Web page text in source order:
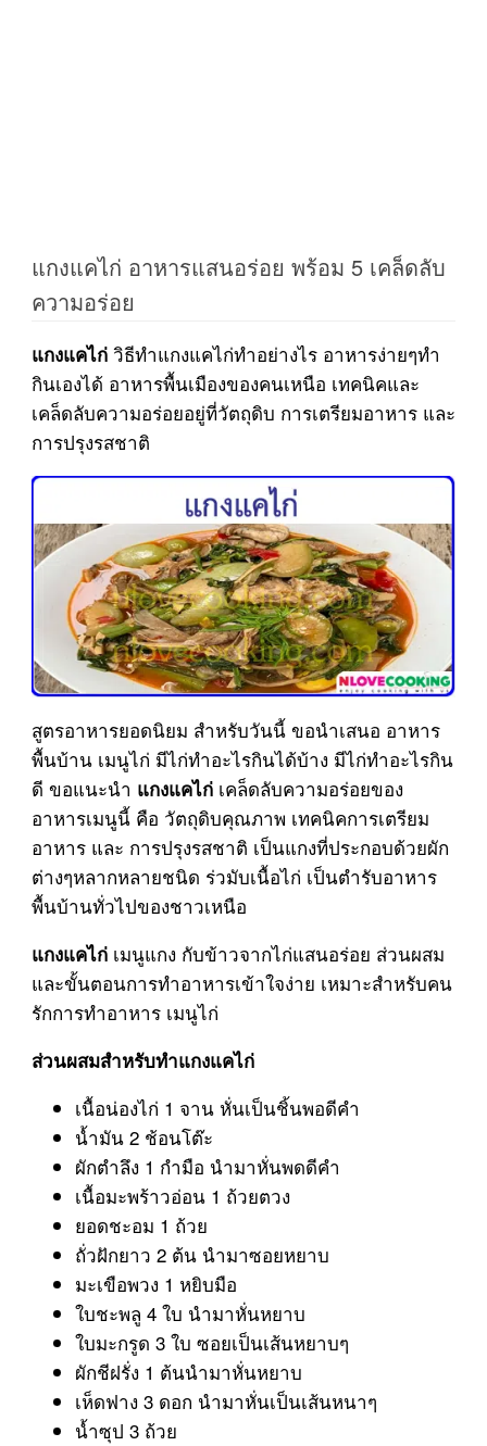
แกงแคไก่ อาหารแสนอร่อย พร้อม 5 เคล็ดลับ
ความอร่อย
แกงแคไก่วิธีทำแกงแคไก่ทำอย่างไร อาหารง่ายๆทำ
กินเองได้ อาหารพื้นเมืองของคนเหนือ เทคนิคและ
เคล็ดลับความอร่อยอยู่ที่วัตถุดิบ การเตรียมอาหาร และ
การปรุงรสชาติ
สูตรอาหารยอดนิยม สำหรับวันนี้ ขอนำเสนอ อาหาร
พื้นบ้าน เมนูไก่ มีไก่ทำอะไรกินได้บ้าง มีไก่ทำอะไรกิน
ดี ขอแนะนำ แกงแคไก่เคล็ดลับความอร่อยของ
อาหารเมนูนี้ คือ วัตถุดิบคุณภาพ เทคนิคการเตรียม
อาหาร และ การปรุงรสชาติ เป็นแกงที่ประกอบด้วยผัก
ต่างๆหลากหลายชนิด ร่วมับเนื้อไก่ เป็นตำรับอาหาร
พื้นบ้านทั่วไปของชาวเหนือ
แกงแคไก่เมนูแกง กับข้าวจากไก่แสนอร่อย ส่วนผสม
และขั้นตอนการทำอาหารเข้าใจง่าย เหมาะสำหรับคน
รักการทำอาหาร เมนูไก่
ส่วนผสมสำหรับทำแกงแคไก่
เนื้อน่องไก่ 1 จาน หั่นเป็นชิ้นพอดีคำ
น้ำมัน 2 ช้อนโต๊ะ
ผักตำลึง 1 กำมือ นำมาหั่นพดดีคำ
เนื้อมะพร้าวอ่อน 1 ถ้วยตวง
ยอดชะอม 1 ถ้วย
ถั่วฝักยาว 2 ต้น นำมาซอยหยาบ
มะเขือพวง 1 หยิบมือ
ใบชะพลู 4 ใบ นำมาหั่นหยาบ
ใบมะกรูด 3 ใบ ซอยเป็นเส้นหยาบๆ
ผักชีฝรั่ง 1 ต้นนำมาหั่นหยาบ
เห็ดฟาง 3 ดอก นำมาหั่นเป็นเส้นหนาๆ
น้ำซุป 3 ถ้วย